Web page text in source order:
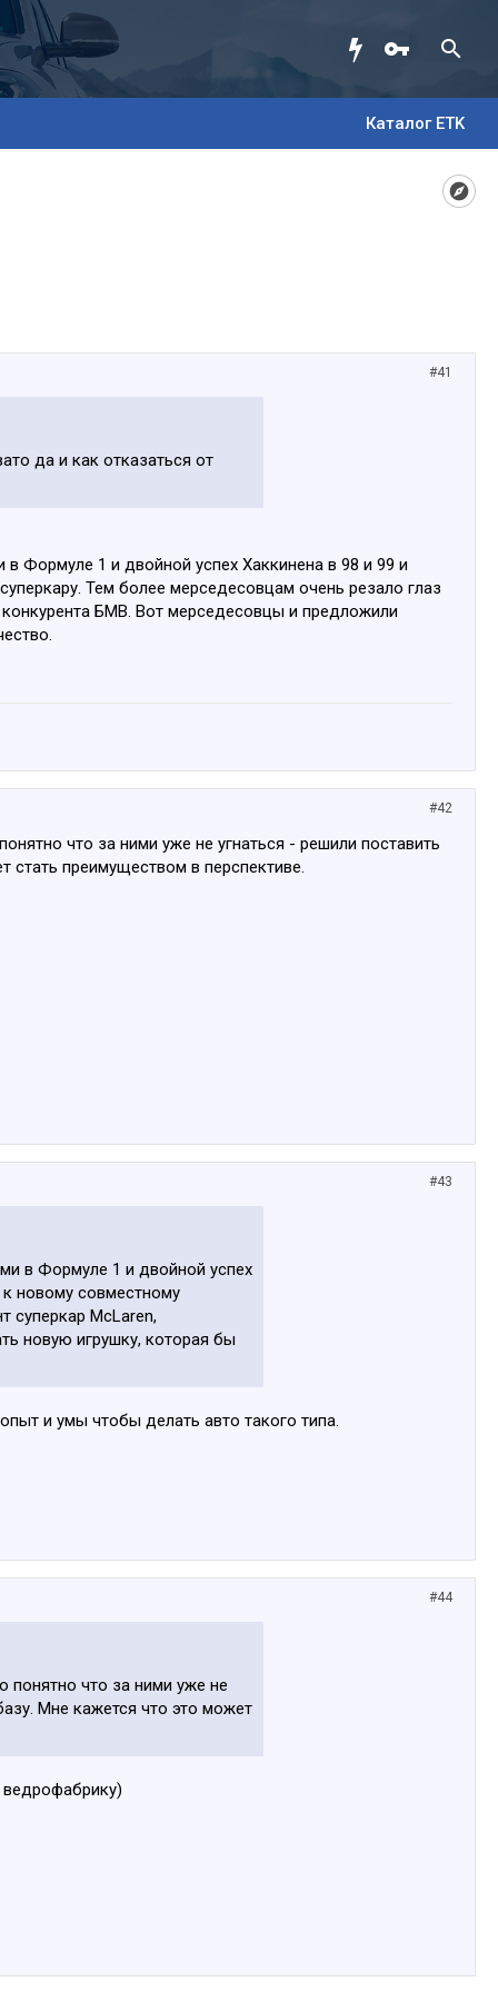
Каталог ETK
#41
да и как отказаться от
Формуле 1 и двойной успех Хаккинена в 98 и 99 и
Тем более мерседесовцам очень резало глаз
конкурента БМВ. Вот мерседесовцы и предложили
#42
что за ними уже не угнаться - решили поставить
преимуществом в перспективе.
#43
в Формуле 1 и двойной успех
новому совместному
суперкар McLaren,
новую игрушку, которая бы
и умы чтобы делать авто такого типа.
#44
понятно что за ними уже не
Мне кажется что это может